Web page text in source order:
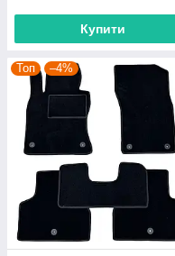
Купити
Топ –4%